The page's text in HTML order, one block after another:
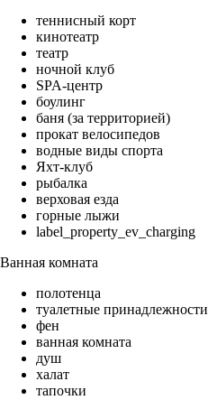
теннисный корт
кинотеатр
театр
ночной клуб
SPA-центр
боулинг
баня (за территорией)
прокат велосипедов
водные виды спорта
Яхт-клуб
рыбалка
верховая езда
горные лыжи
label_property_ev_charging
Ванная комната
полотенца
туалетные принадлежности
фен
ванная комната
душ
халат
тапочки